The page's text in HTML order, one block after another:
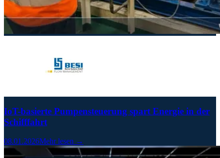
IoT-basierte Pumpensteuerung spart Energie in der
Schifffahrt
08.01.2026Mehr lesen →